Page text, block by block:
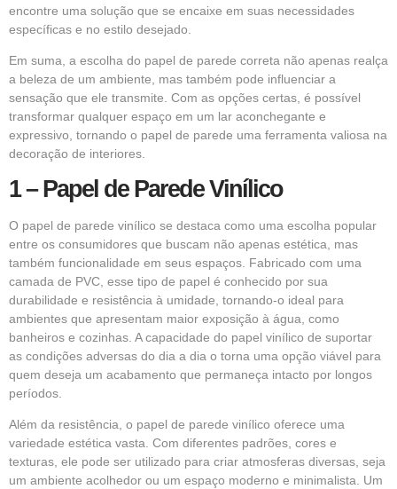
encontre uma solução que se encaixe em suas necessidades
específicas e no estilo desejado.
Em suma, a escolha do papel de parede correta não apenas realça
a beleza de um ambiente, mas também pode influenciar a
sensação que ele transmite. Com as opções certas, é possível
transformar qualquer espaço em um lar aconchegante e
expressivo, tornando o papel de parede uma ferramenta valiosa na
decoração de interiores.
1 – Papel de Parede Vinílico
O papel de parede vinílico se destaca como uma escolha popular
entre os consumidores que buscam não apenas estética, mas
também funcionalidade em seus espaços. Fabricado com uma
camada de PVC, esse tipo de papel é conhecido por sua
durabilidade e resistência à umidade, tornando-o ideal para
ambientes que apresentam maior exposição à água, como
banheiros e cozinhas. A capacidade do papel vinílico de suportar
as condições adversas do dia a dia o torna uma opção viável para
quem deseja um acabamento que permaneça intacto por longos
períodos.
Além da resistência, o papel de parede vinílico oferece uma
variedade estética vasta. Com diferentes padrões, cores e
texturas, ele pode ser utilizado para criar atmosferas diversas, seja
um ambiente acolhedor ou um espaço moderno e minimalista. Um